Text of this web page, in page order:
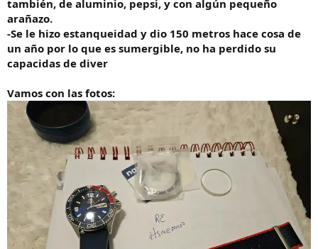
también, de aluminio, pepsi, y con algún pequeño
arañazo.
-Se le hizo estanqueidad y dio 150 metros hace cosa de
un año por lo que es sumergible, no ha perdido su
capacidas de diver
Vamos con las fotos: